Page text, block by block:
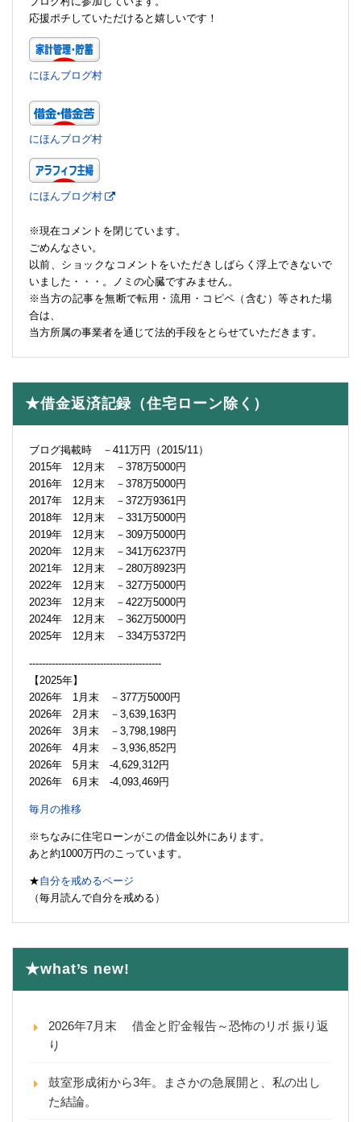
応援ポチしていただけると嬉しいです！
にほんブログ村
にほんブログ村
にほんブログ村
※現在コメントを閉じています。
ごめんなさい。
以前、ショックなコメントをいただきしばらく浮上できないで
いました・・・。ノミの心臓ですみません。
※当方の記事を無断で転用・流用・コピペ（含む）等された場
合は、
当方所属の事業者を通じて法的手段をとらせていただきます。
★借金返済記録（住宅ローン除く）
ブログ掲載時 －411万円（2015/11）
2015年 12月末 －378万5000円
2016年 12月末 －378万5000円
2017年 12月末 －372万9361円
2018年 12月末 －331万5000円
2019年 12月末 －309万5000円
2020年 12月末 －341万6237円
2021年 12月末 －280万8923円
2022年 12月末 －327万5000円
2023年 12月末 －422万5000円
2024年 12月末 －362万5000円
2025年 12月末 －334万5372円
-----------------------------------------
【2025年】
2026年 1月末 －377万5000円
2026年 2月末 －3,639,163円
2026年 3月末 －3,798,198円
2026年 4月末 －3,936,852円
2026年 5月末 -4,629,312円
2026年 6月末 -4,093,469円
毎月の推移
※ちなみに住宅ローンがこの借金以外にあります。
あと約1000万円のこっています。
★自分を戒めるページ
（毎月読んで自分を戒める）
★what’s new!
2026年7月末 借金と貯金報告～恐怖のリボ 振り返
り
鼓室形成術から3年。まさかの急展開と、私の出し
た結論。